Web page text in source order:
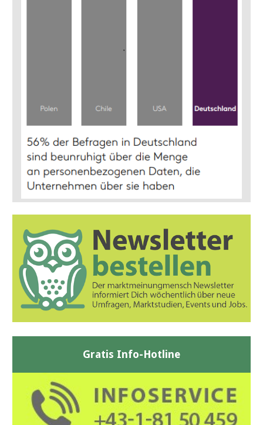
Gratis Info-Hotline